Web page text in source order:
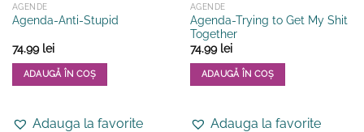
AGENDE
Agenda-Anti-Stupid
74.99 lei
ADAUGĂ ÎN COȘ
Adauga la favorite
AGENDE
Agenda-Trying to Get My Shit
Together
74.99 lei
ADAUGĂ ÎN COȘ
Adauga la favorite